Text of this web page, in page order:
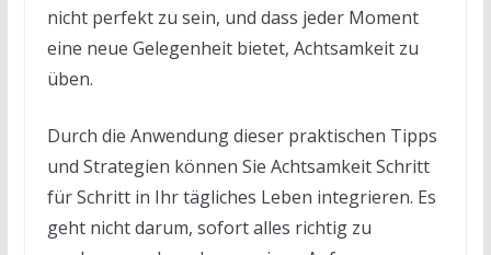
nicht perfekt zu sein, und dass jeder Moment
eine neue Gelegenheit bietet, Achtsamkeit zu
üben.
Durch die Anwendung dieser praktischen Tipps
und Strategien können Sie Achtsamkeit Schritt
für Schritt in Ihr tägliches Leben integrieren. Es
geht nicht darum, sofort alles richtig zu